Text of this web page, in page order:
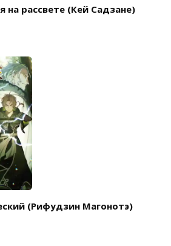
на рассвете (Кей Садзане)
(Рифудзин Магонотэ)